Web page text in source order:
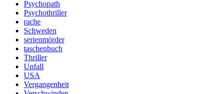
Psychopath
Psychothriller
rache
Schweden
serienmörder
taschenbuch
Thriller
Unfall
USA
Vergangenheit